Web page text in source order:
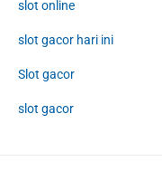
slot online
slot gacor hari ini
Slot gacor
slot gacor